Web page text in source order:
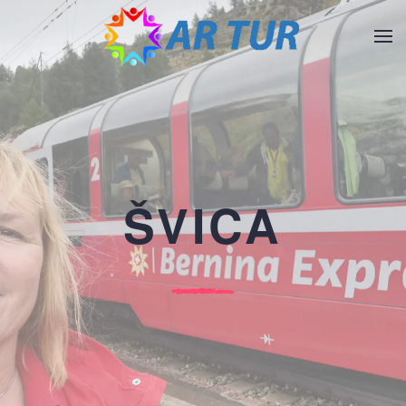
Skip to main content
ŠVICA